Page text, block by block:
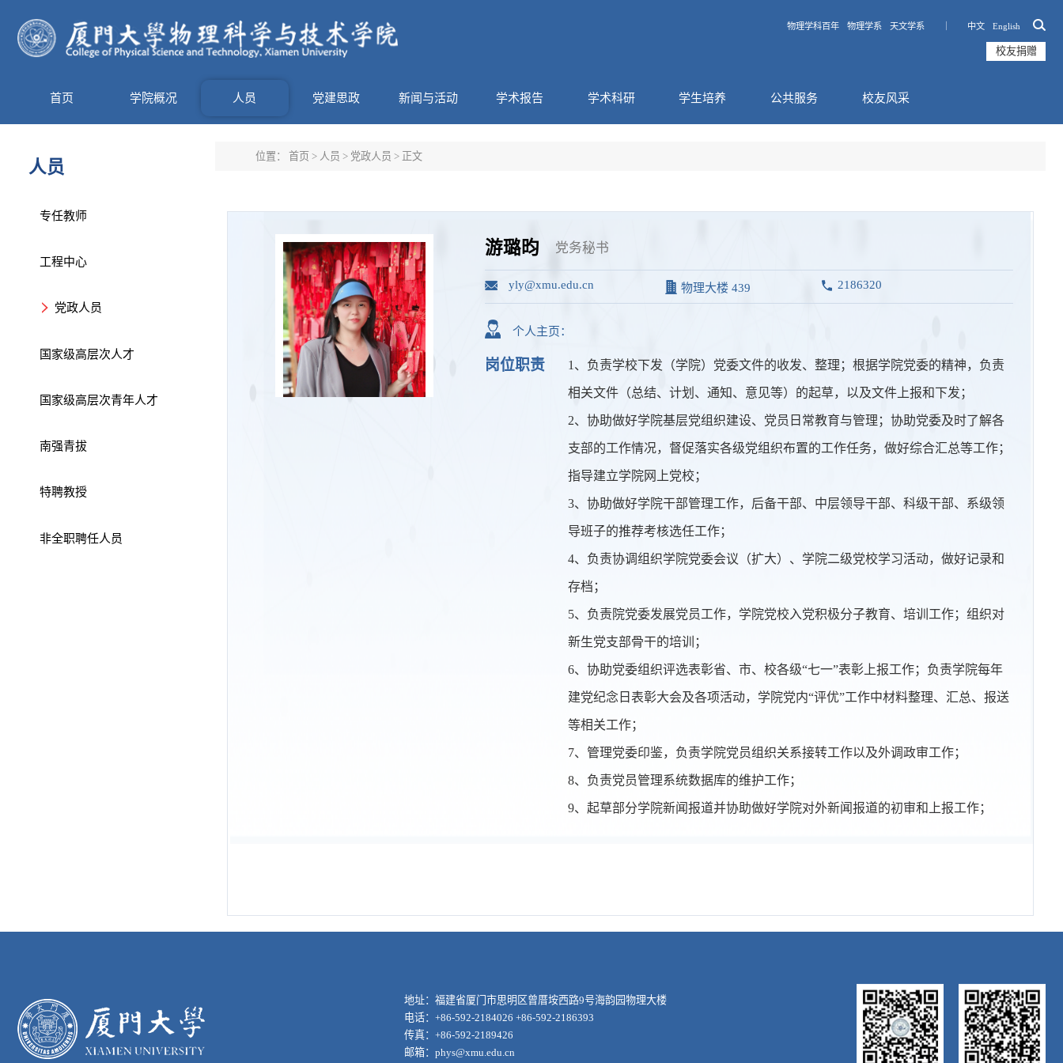
物理学科百年 物理学系 天文学系 ｜ 中文 English
校友捐赠
首页 学院概况 人员 党建思政 新闻与活动 学术报告 学术科研 学生培养 公共服务 校友风采
人员
专任教师
工程中心
党政人员
国家级高层次人才
国家级高层次青年人才
南强青拔
特聘教授
非全职聘任人员
位置： 首页 > 人员 > 党政人员 > 正文
游璐昀 党务秘书
yly@xmu.edu.cn 物理大楼 439 2186320
个人主页：
岗位职责 1、负责学校下发（学院）党委文件的收发、整理；根据学院党委的精神，负责
相关文件（总结、计划、通知、意见等）的起草，以及文件上报和下发；
2、协助做好学院基层党组织建设、党员日常教育与管理；协助党委及时了解各
支部的工作情况，督促落实各级党组织布置的工作任务，做好综合汇总等工作；
指导建立学院网上党校；
3、协助做好学院干部管理工作，后备干部、中层领导干部、科级干部、系级领
导班子的推荐考核选任工作；
4、负责协调组织学院党委会议（扩大）、学院二级党校学习活动，做好记录和
存档；
5、负责院党委发展党员工作，学院党校入党积极分子教育、培训工作；组织对
新生党支部骨干的培训；
6、协助党委组织评选表彰省、市、校各级“七一”表彰上报工作；负责学院每年
建党纪念日表彰大会及各项活动，学院党内“评优”工作中材料整理、汇总、报送
等相关工作；
7、管理党委印鉴，负责学院党员组织关系接转工作以及外调政审工作；
8、负责党员管理系统数据库的维护工作；
9、起草部分学院新闻报道并协助做好学院对外新闻报道的初审和上报工作；
地址：福建省厦门市思明区曾厝垵西路9号海韵园物理大楼
电话：+86-592-2184026 +86-592-2186393
传真：+86-592-2189426
邮箱：phys@xmu.edu.cn